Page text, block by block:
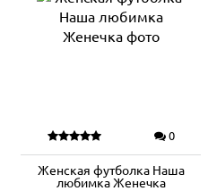
0
Женская футболка Наша
любимка Женечка